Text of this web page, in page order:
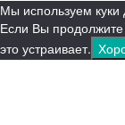
Мы используем куки
Если Вы продолжите
это устраивает.